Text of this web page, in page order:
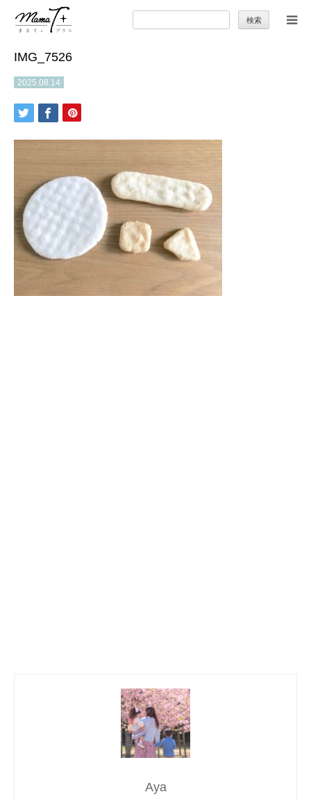
索:
IMG_7526
2025.08.14
Aya
トップ
セカンドキャリア
暮らしの小ワザ
子育て
季節の行事やお出かけ
特集